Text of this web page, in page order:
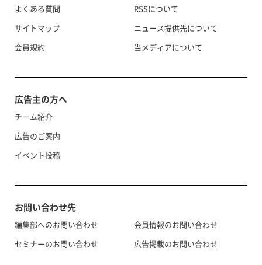
よくある質問
サイトマップ
会員規約
RSSについて
ニュース提供先について
当メディアについて
広告主の方へ
チーム紹介
広告のご案内
イベント投稿
お問い合わせ先
編集部へのお問い合わせ
セミナーのお問い合わせ
会員情報のお問い合わせ
広告掲載のお問い合わせ